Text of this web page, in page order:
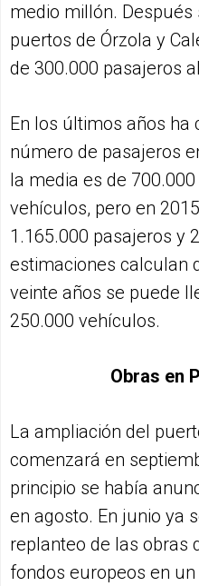
medio millón.
puertos de Órzola y
de 300.000 pasajeros
En los últimos años ha
número de pasajeros
la media es de
vehículos, pero en
1.165.000 pasajeros y
estimaciones calculan
veinte años se puede
250.000 vehículos.
Obras en
La ampliación del
comenzará en
principio se había
en agosto. En junio ya
replanteo de las obras
fondos europeos en